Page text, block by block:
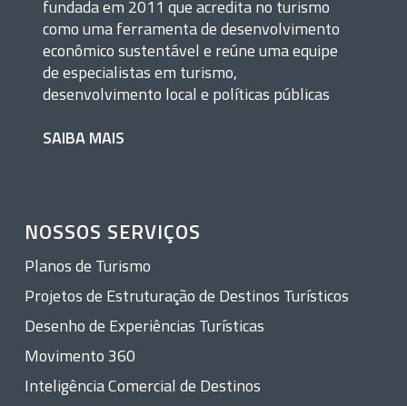
fundada em 2011 que acredita no turismo
como uma ferramenta de desenvolvimento
econômico sustentável e reúne uma equipe
de especialistas em turismo,
desenvolvimento local e políticas públicas
SAIBA MAIS
NOSSOS SERVIÇOS
Planos de Turismo
Projetos de Estruturação de Destinos Turísticos
Desenho de Experiências Turísticas
Movimento 360
Inteligência Comercial de Destinos